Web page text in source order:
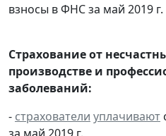
взносы в ФНС за май 2019 г.
Страхование от
производстве и
заболеваний:
- страхователи уплачивают